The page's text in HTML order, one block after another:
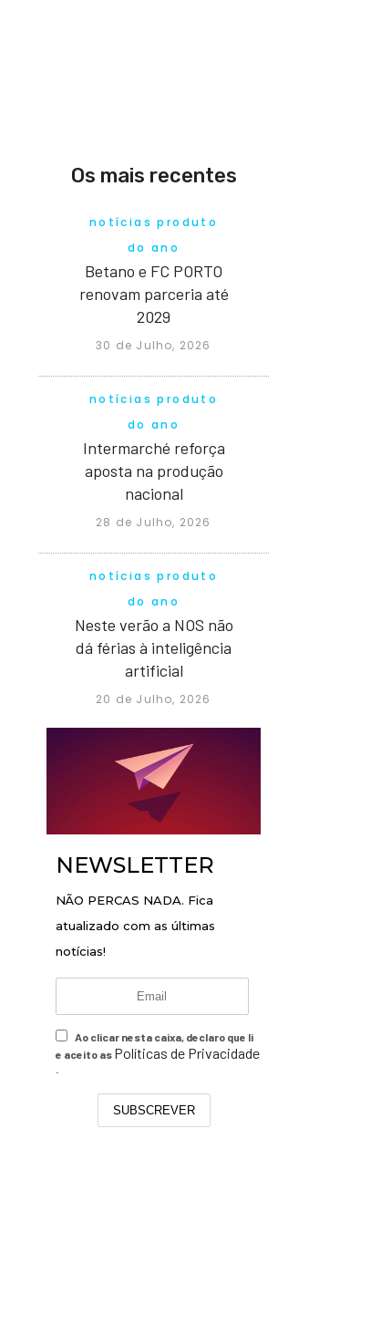
Os mais recentes
notícias produto
do ano
Betano e FC PORTO
renovam parceria até
2029
30 de Julho, 2026
notícias produto
do ano
Intermarché reforça
aposta na produção
nacional
28 de Julho, 2026
notícias produto
do ano
Neste verão a NOS não
dá férias à inteligência
artificial
20 de Julho, 2026
NEWSLETTER
NÃO PERCAS NADA. Fica
atualizado com as últimas
notícias!
Ao clicar nesta caixa, declaro que li
e aceito as Políticas de Privacidade
.
SUBSCREVER